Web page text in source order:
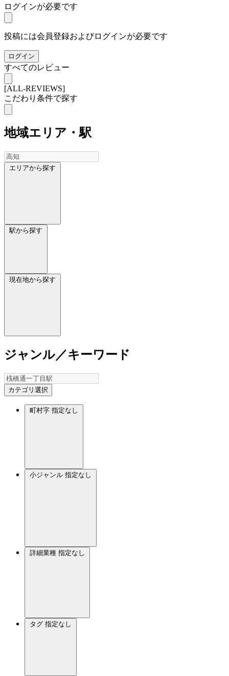
ログインが必要です
投稿には会員登録およびログインが必要です
ログイン
すべてのレビュー
[ALL-REVIEWS]
こだわり条件で探す
地域エリア・駅
エリアから探す
駅から探す
現在地から探す
ジャンル／キーワード
カテゴリ選択
町村字 指定なし
小ジャンル 指定なし
詳細業種 指定なし
タグ 指定なし